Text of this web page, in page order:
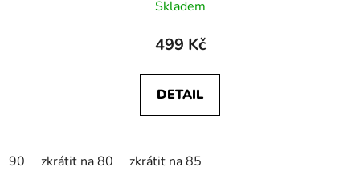
Skladem
499 Kč
DETAIL
90 zkrátit na 80 zkrátit na 85